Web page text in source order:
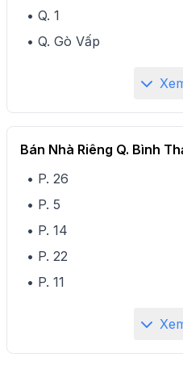
• Q. 1
• Q. Gò Vấp
Bán Nhà Riêng Q. Bình
• P. 26
• P. 5
• P. 14
• P. 22
• P. 11